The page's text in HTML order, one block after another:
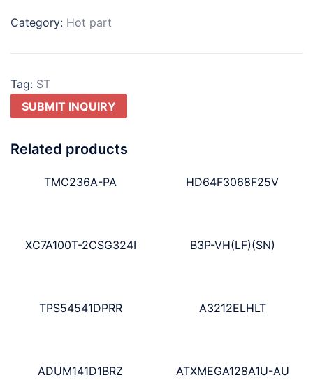
Category: Hot part
Tag: ST
SUBMIT INQUIRY
Related products
TMC236A-PA HD64F3068F25V
XC7A100T-2CSG324I B3P-VH(LF)(SN)
TPS54541DPRR A3212ELHLT
ADUM141D1BRZ ATXMEGA128A1U-AU